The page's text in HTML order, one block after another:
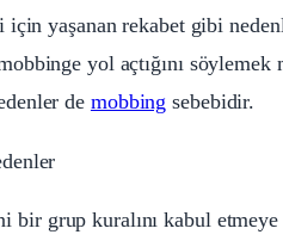
yaşanan rekabet gibi
yol açtığını
de mobbing sebebidir.
bir grup kuralını kabul